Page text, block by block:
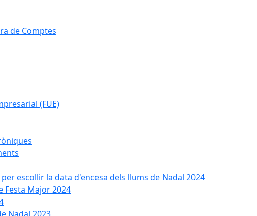
de Comptes
(FUE)
escollir la data d'encesa dels llums de Nadal 2024
Festa Major 2024